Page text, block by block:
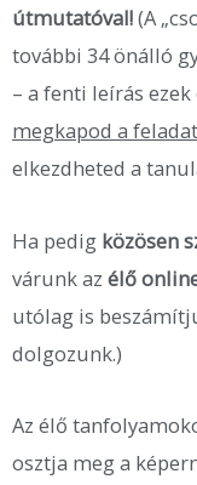
útmutatóval!(A
további 34 önálló
– a fenti leírás
megkapod a
elkezdheted a
Ha pedig közösen
várunk az élő
utólag is
dolgozunk.)
Az élő
osztja meg a